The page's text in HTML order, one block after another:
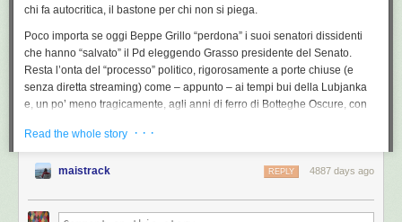
chi fa autocritica, il bastone per chi non si piega.
Poco importa se oggi Beppe Grillo “perdona” i suoi senatori dissidenti
che hanno “salvato” il Pd eleggendo Grasso presidente del Senato.
Resta l’onta del “processo” politico, rigorosamente a porte chiuse (e
senza diretta streaming) come – appunto – ai tempi bui della Lubjanka
e, un po’ meno tragicamente, agli anni di ferro di Botteghe Oscure, con
tribunale dell’Inquisizione,
sono stati chiamati a spiegare il perché
loro voto contravvenendo alle direttive del M5S,
voto– va ricordato –
segreto, sancito dai regolamenti del Senato e dalla Costituzione della
Repubblica italiana.
Read the whole story · · ·
maistrack 4887 days ago
REPLY